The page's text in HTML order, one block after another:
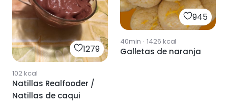
1279
102kcal
Natillas Realfooder /
Natillas de caqui
945
40min · 1426 kcal
Galletas de naranja